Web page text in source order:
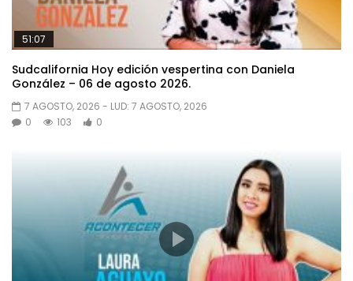
51:07
Sudcalifornia Hoy edición vespertina con Daniela
González – 06 de agosto 2026.
7 AGOSTO, 2026 - LUD: 7 AGOSTO, 2026
0
103 0